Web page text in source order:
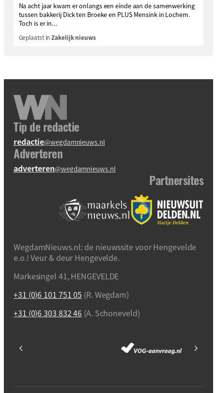
Na acht jaar kwam er onlangs een einde aan de samenwerking
tussen bakkerij Dick ten Broeke en PLUS Mensink in Lochem.
Toch is er in...
Geplaatst inZakelijk nieuws
Tip de redactie
redactie@wegdamnieuws.nl
Adverteren
adverteren@wegdamnieuws.nl
Partnersites
WegdamNieuws.nl: de nieuwssite voor Hengevelde
e.o.! Veur & deur Hengevelde.
Markesingel 41, HENGEVELDE
+31 (0)6 101 751 05 (R. Wegdam)
+31 (0)6 303 832 46 (A. Schoneveld)